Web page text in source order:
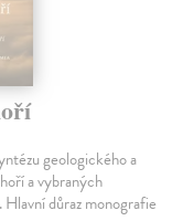
geologického a
a vybraných
důraz monografie